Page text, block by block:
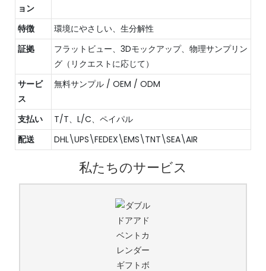
ョン
特徴
環境にやさしい、生分解性
証拠
フラットビュー、3Dモックアップ、物理サンプリン
グ（リクエストに応じて）
サービ
ス
無料サンプル / OEM / ODM
支払い
T/T、L/C、ペイパル
配送
DHL\UPS\FEDEX\EMS\TNT\SEA\AIR
私たちのサービス